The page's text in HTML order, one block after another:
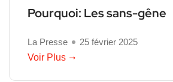
Pourquoi: Les sans-gêne
La Presse
25 février 2025
Voir Plus